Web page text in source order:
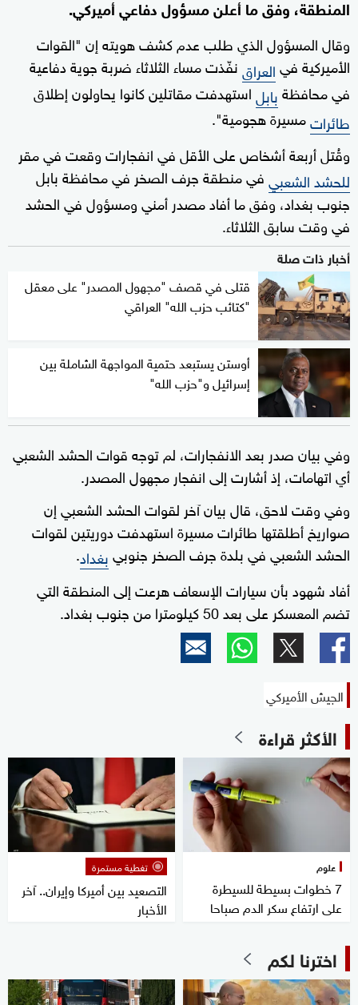
المنطقة، وفق ما أعلن مسؤول دفاعي أميركي.
وقال المسؤول الذي طلب عدم كشف هويته إن "القوات
الأميركية فيالعراقنفّذت مساء الثلاثاء ضربة جوية دفاعية
في محافظةبابلاستهدفت مقاتلين كانوا يحاولون إطلاق
طائراتمسيرة هجومية".
وقُتل أربعة أشخاص على الأقل في انفجارات وقعت في مقر
للحشد الشعبيفي منطقة جرف الصخر في محافظة بابل
جنوب بغداد، وفق ما أفاد مصدر أمني ومسؤول في الحشد
في وقت سابق الثلاثاء.
أخبار ذات صلة
قتلى في قصف "مجهول المصدر" على معقل
"كتائب حزب الله" العراقي
أوستن يستبعد حتمية المواجهة الشاملة بين
إسرائيل و"حزب الله"
وفي بيان صدر بعد الانفجارات، لم توجه قوات الحشد الشعبي
أي اتهامات، إذ أشارت إلى انفجار مجهول المصدر.
وفي وقت لاحق، قال بيان آخر لقوات الحشد الشعبي إن
صواريخ أطلقتها طائرات مسيرة استهدفت دوريتين لقوات
الحشد الشعبي في بلدة جرف الصخر جنوبيبغداد.
أفاد شهود بأن سيارات الإسعاف هرعت إلى المنطقة التي
تضم المعسكر على بعد 50 كيلومترا من جنوب بغداد.
الجيش الأميركي
الأكثر قراءة
علوم
7 خطوات بسيطة للسيطرة
على ارتفاع سكر الدم صباحا
تغطية مستمرة
التصعيد بين أميركا وإيران.. آخر
الأخبار
اخترنا لكم